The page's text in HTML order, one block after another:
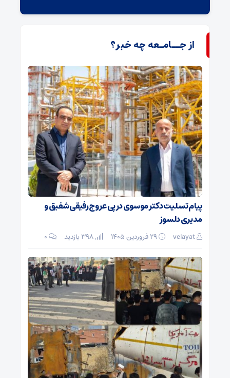
از جــامـعه چه خبر؟
پیام تسلیت دکتر موسوی در پی عروج رفیقی شفیق و
مدیری دلسوز
velayat ۰